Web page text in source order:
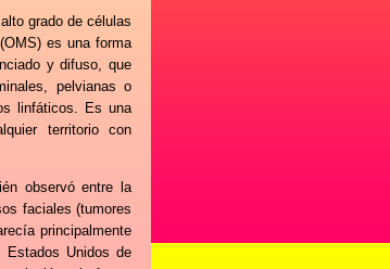
grado de células
es una forma
y difuso, que
pelvianas o
linfáticos. Es una
territorio con
observó entre la
faciales (tumores
principalmente
Unidos de